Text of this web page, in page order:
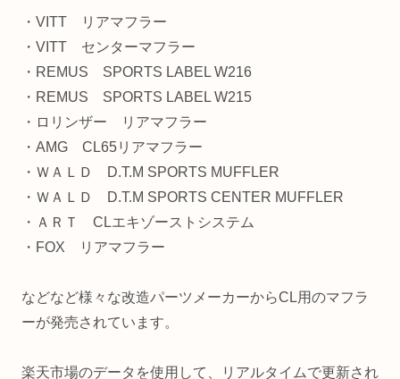
・VITT リアマフラー
・VITT センターマフラー
・REMUS SPORTS LABEL W216
・REMUS SPORTS LABEL W215
・ロリンザー リアマフラー
・AMG CL65リアマフラー
・ＷＡＬＤ D.T.M SPORTS MUFFLER
・ＷＡＬＤ D.T.M SPORTS CENTER MUFFLER
・ＡＲＴ CLエキゾーストシステム
・FOX リアマフラー
などなど様々な改造パーツメーカーからCL用のマフラ
ーが発売されています。
楽天市場のデータを使用して、リアルタイムで更新され